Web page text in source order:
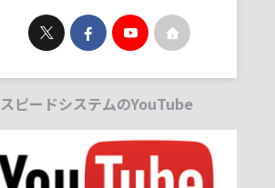
スピードシステムのYouTube